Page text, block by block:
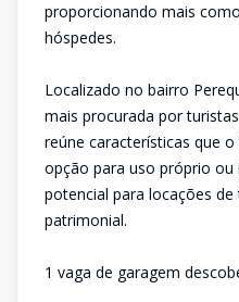
proporcionando mais
hóspedes.
Localizado no bairro
mais procurada por
reúne características que
opção para uso próprio
potencial para locações
patrimonial.
1 vaga de garagem